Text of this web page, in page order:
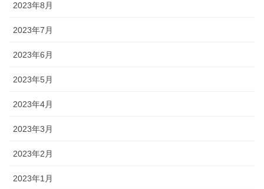
2023年8月
2023年7月
2023年6月
2023年5月
2023年4月
2023年3月
2023年2月
2023年1月